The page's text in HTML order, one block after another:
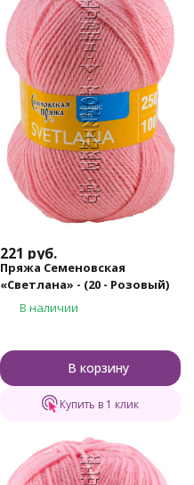
221 руб.
Пряжа Семеновская
«Светлана» - (20 - Розовый)
В наличии
В корзину
Купить в 1 клик